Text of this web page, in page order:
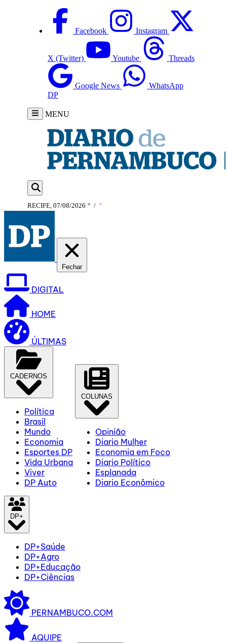
Facebook Instagram
X (Twitter) Youtube Threads
Google News
WhatsApp
DP
MENU
RECIFE, 07/08/2026 ° / °
Fechar
DIGITAL
HOME
ÚLTIMAS
CADERNOS
Política
Brasil
Mundo
Economia
Esportes DP
Vida Urbana
Viver
DP Auto
COLUNAS
Opinião
Diario Mulher
Economia em Foco
Diario Político
Esplanada
Diario Econômico
DP+
DP+Saúde
DP+Agro
DP+Educação
DP+Ciências
PERNAMBUCO.COM
AQUIPE